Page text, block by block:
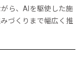
ら、AIを駆使した施
づくりまで幅広く推